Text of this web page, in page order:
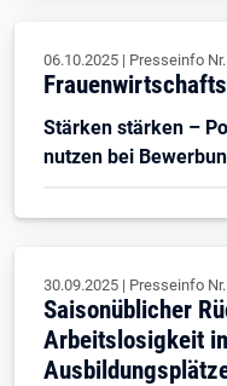
06.10.2025 | Presseinfo Nr.
Stärken stärken –
nutzen bei
30.09.2025 | Presseinfo Nr.
Saisonüblicher
Arbeitslosigkeit